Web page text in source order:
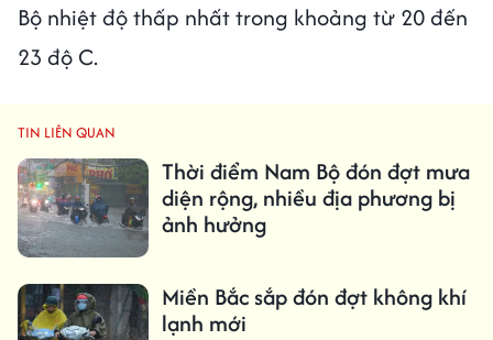
Bộ nhiệt độ thấp nhất trong khoảng từ 20 đến
23 độ C.
TIN LIÊN QUAN
Thời điểm Nam Bộ đón đợt mưa
diện rộng, nhiều địa phương bị
ảnh hưởng
Miền Bắc sắp đón đợt không khí
lạnh mới